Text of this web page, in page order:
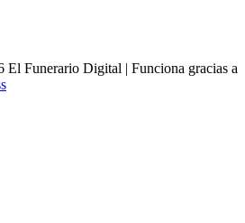
El Funerario Digital | Funciona gracias a